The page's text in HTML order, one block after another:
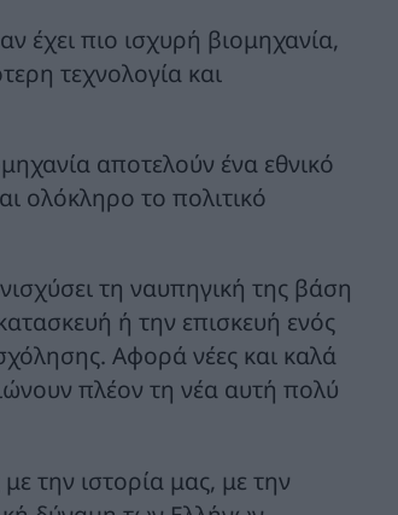
έχει πιο ισχυρή βιομηχανία,
τεχνολογία και
αποτελούν ένα εθνικό
ολόκληρο το πολιτικό
τη ναυπηγική της βάση
ή την επισκευή ενός
Αφορά νέες και καλά
πλέον τη νέα αυτή πολύ
την ιστορία μας, με την